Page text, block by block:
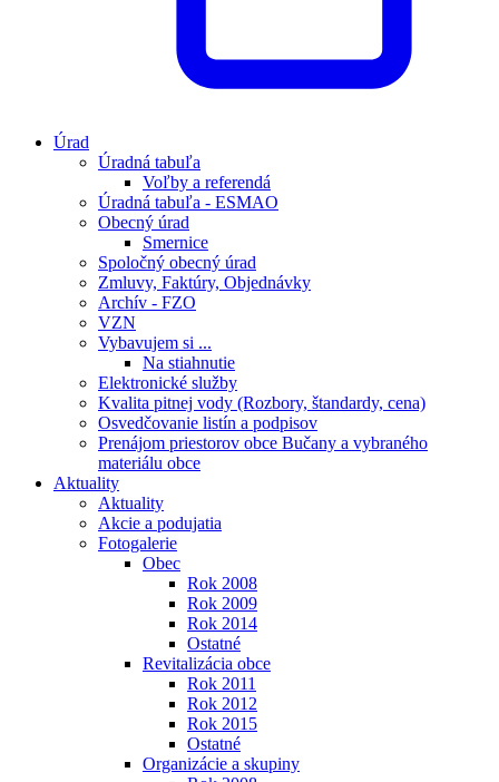
Úrad
Úradná tabuľa
Voľby a referendá
Úradná tabuľa - ESMAO
Obecný úrad
Smernice
Spoločný obecný úrad
Zmluvy, Faktúry, Objednávky
Archív - FZO
VZN
Vybavujem si ...
Na stiahnutie
Elektronické služby
Kvalita pitnej vody (Rozbory, štandardy, cena)
Osvedčovanie listín a podpisov
Prenájom priestorov obce Bučany a vybraného
materiálu obce
Aktuality
Aktuality
Akcie a podujatia
Fotogalerie
Obec
Rok 2008
Rok 2009
Rok 2014
Ostatné
Revitalizácia obce
Rok 2011
Rok 2012
Rok 2015
Ostatné
Organizácie a skupiny